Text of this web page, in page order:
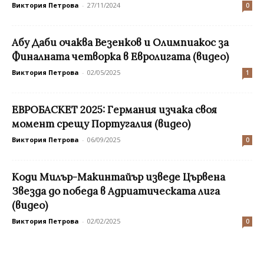
Виктория Петрова - 27/11/2024 0
Абу Даби очаква Везенков и Олимпиакос за
Финалната четворка в Евролигата (видео)
Виктория Петрова - 02/05/2025 1
ЕВРОБАСКЕТ 2025: Германия изчака своя
момент срещу Португалия (видео)
Виктория Петрова - 06/09/2025 0
Коди Милър-Макинтайър изведе Цървена
Звезда до победа в Адриатическата лига
(видео)
Виктория Петрова - 02/02/2025 0